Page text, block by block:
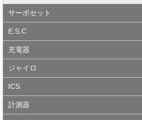
サーボセット
E.S.C
充電器
ジャイロ
ICS
計測器